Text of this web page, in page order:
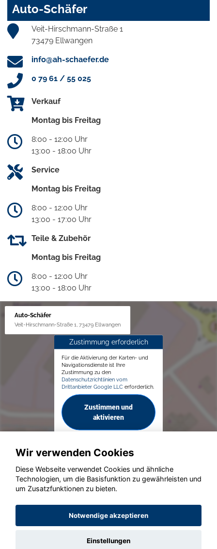
Auto-Schäfer
Veit-Hirschmann-Straße 1
73479 Ellwangen
info@ah-schaefer.de
0 79 61 / 55 025
Verkauf
Montag bis Freitag
8:00 - 12:00 Uhr
13:00 - 18:00 Uhr
Service
Montag bis Freitag
8:00 - 12:00 Uhr
13:00 - 17:00 Uhr
Teile & Zubehör
Montag bis Freitag
8:00 - 12:00 Uhr
13:00 - 18:00 Uhr
Auto-Schäfer
Veit-Hirschmann-Straße 1, 73479 Ellwangen
Zustimmung erforderlich
Für die Aktivierung der Karten- und
Navigationsdienste ist Ihre
Zustimmung zu den
Datenschutzrichtlinien vom
Drittanbieter Google LLC erforderlich.
Zustimmen und
aktivieren
© konjunkturmotor.de GmbH 2020 - 2026
Wir verwenden Cookies
Diese Webseite verwendet Cookies und ähnliche
Technologien, um die Basisfunktion zu gewährleisten und
um Zusatzfunktionen zu bieten.
Notwendige akzeptieren
Einstellungen